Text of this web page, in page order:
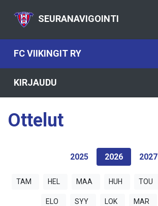
SEURANAVIGOINTI
FC VIIKINGIT RY
KIRJAUDU
Ottelut
2025 2026 2027
TAM HEL MAA HUH TOU
ELO SYY LOK MAR